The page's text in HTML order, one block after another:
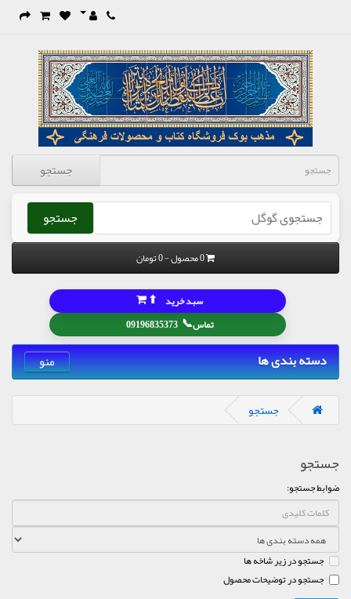
جستجو
جستجو
0 محصول - 0 تومان
تماس📞
09196835373
سبد خرید ⬆
دسته بندی ها منو
جستجو
جستجو
ضوابط جستجو:
جستجو در زیر شاخه ها
جستجو در توضیحات محصول